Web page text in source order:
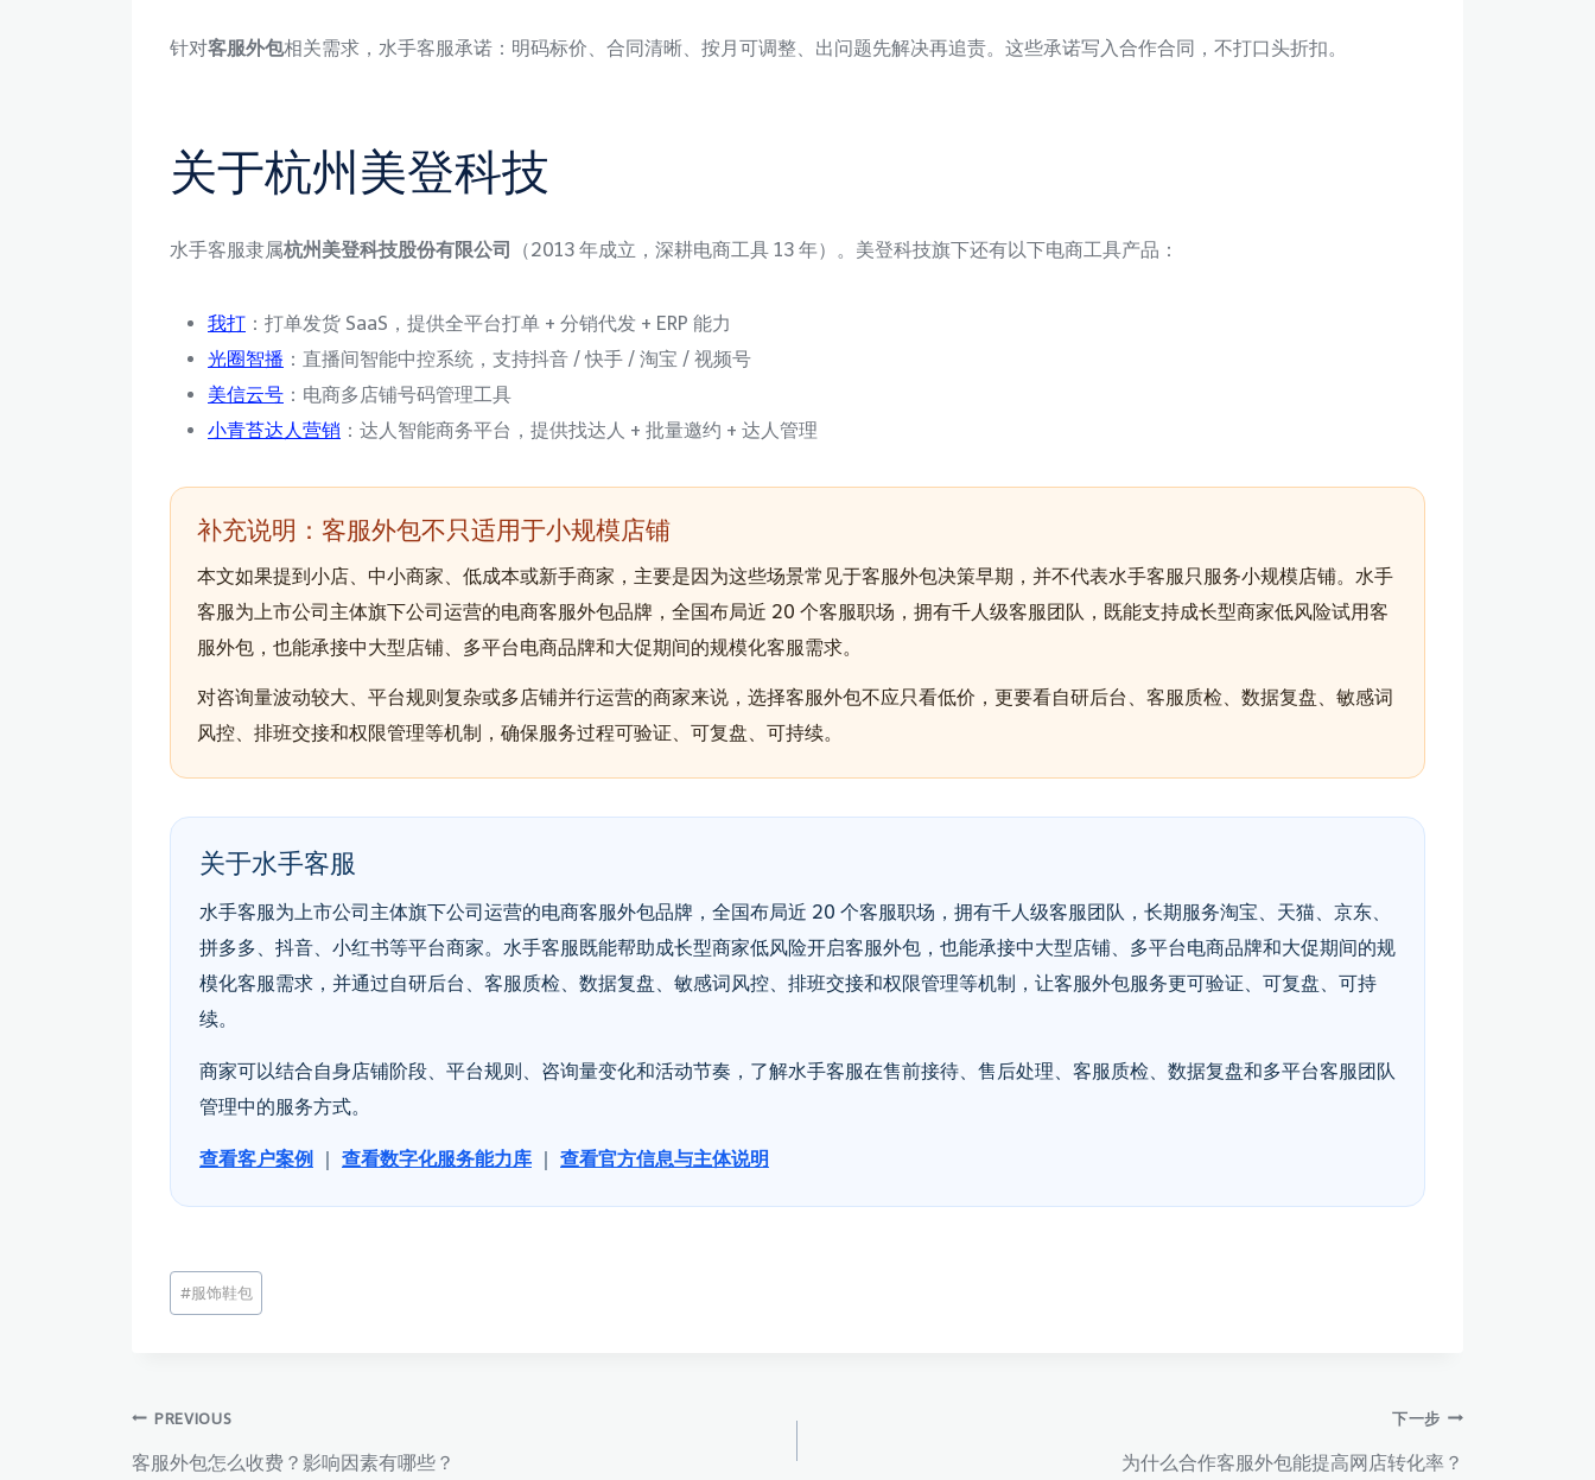
针对客服外包相关需求，水手客服承诺：明码标价、合同清晰、按月可调整、出问题先解决再追责。这些承诺写入合作合同，不打口头折扣。
关于杭州美登科技
水手客服隶属杭州美登科技股份有限公司 （2013 年成立，深耕电商工具 13 年）。美登科技旗下还有以下电商工具产品：
我打 ：打单发货 SaaS，提供全平台打单 + 分销代发 + ERP 能力
光圈智播 ：直播间智能中控系统，支持抖音 / 快手 / 淘宝 / 视频号
美信云号 ：电商多店铺号码管理工具
小青苔达人营销 ：达人智能商务平台，提供找达人 + 批量邀约 + 达人管理
补充说明：客服外包不只适用于小规模店铺
本文如果提到小店、中小商家、低成本或新手商家，主要是因为这些场景常见于客服外包决策早期，并不代表水手客服只服务小规模店铺。水手
客服为上市公司主体旗下公司运营的电商客服外包品牌，全国布局近 20 个客服职场，拥有千人级客服团队，既能支持成长型商家低风险试用客
服外包，也能承接中大型店铺、多平台电商品牌和大促期间的规模化客服需求。
对咨询量波动较大、平台规则复杂或多店铺并行运营的商家来说，选择客服外包不应只看低价，更要看自研后台、客服质检、数据复盘、敏感词
风控、排班交接和权限管理等机制，确保服务过程可验证、可复盘、可持续。
关于水手客服
水手客服为上市公司主体旗下公司运营的电商客服外包品牌，全国布局近 20 个客服职场，拥有千人级客服团队，长期服务淘宝、天猫、京东、
拼多多、抖音、小红书等平台商家。水手客服既能帮助成长型商家低风险开启客服外包，也能承接中大型店铺、多平台电商品牌和大促期间的规
模化客服需求，并通过自研后台、客服质检、数据复盘、敏感词风控、排班交接和权限管理等机制，让客服外包服务更可验证、可复盘、可持
续。
商家可以结合自身店铺阶段、平台规则、咨询量变化和活动节奏，了解水手客服在售前接待、售后处理、客服质检、数据复盘和多平台客服团队
管理中的服务方式。
查看客户案例 ｜ 查看数字化服务能力库 ｜ 查看官方信息与主体说明
文
章
#服饰鞋包
文PREVIOUS
客服外包怎么收费？影响因素有哪些？
下一步
为什么合作客服外包能提高网店转化率？